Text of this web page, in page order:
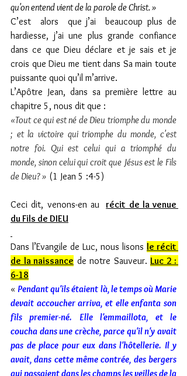
qu'on entend vient de la parole de Christ. »
C’est  alors  que j’ai  beaucoup plus de
hardiesse, j’ai une plus grande confiance
dans ce que Dieu déclare et je sais et je
crois que Dieu me tient dans Sa main toute
puissante quoi qu’il m’arrive.
L’Apôtre Jean, dans sa première lettre au
chapitre 5, nous dit que :
«Tout ce qui est né de Dieu triomphe du monde
; et la victoire qui triomphe du monde, c'est
notre foi. Qui est celui qui a triomphé du
monde, sinon celui qui croit que Jésus est le Fils
de Dieu? » (1 Jean 5 :4-5)
Ceci dit, venons-en au
récit de la venue
du Fils de DIEU
Dans l’Evangile de Luc, nous lisons le récit
de la naissance de notre Sauveur. Luc 2 :
6-18
« Pendant qu'ils étaient là, le temps où Marie
devait accoucher arriva, et elle enfanta son
fils premier-né. Elle l'emmaillota, et le
coucha dans une crèche, parce qu'il n'y avait
pas de place pour eux dans l'hôtellerie. Il y
avait, dans cette même contrée, des bergers
qui passaient dans les champs les veilles de la